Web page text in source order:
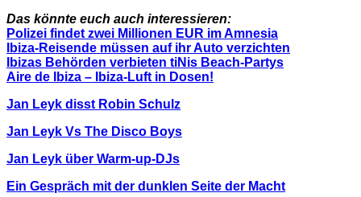
Das könnte euch auch interessieren:
Polizei findet zwei Millionen EUR im Amnesia
Ibiza-Reisende müssen auf ihr Auto verzichten
Ibizas Behörden verbieten tiNis Beach-Partys
Aire de Ibiza – Ibiza-Luft in Dosen!
Jan Leyk disst Robin Schulz
Jan Leyk Vs The Disco Boys
Jan Leyk über Warm-up-DJs
Ein Gespräch mit der dunklen Seite der Macht